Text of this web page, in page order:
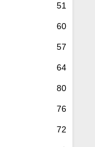
51
60
57
64
80
76
72